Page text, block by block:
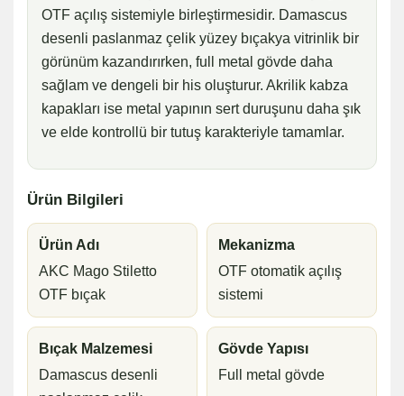
OTF açılış sistemiyle birleştirmesidir. Damascus
desenli paslanmaz çelik yüzey bıçakya vitrinlik bir
görünüm kazandırırken, full metal gövde daha
sağlam ve dengeli bir his oluşturur. Akrilik kabza
kapakları ise metal yapının sert duruşunu daha şık
ve elde kontrollü bir tutuş karakteriyle tamamlar.
Ürün Bilgileri
Ürün Adı
AKC Mago Stiletto
OTF bıçak
Mekanizma
OTF otomatik açılış
sistemi
Bıçak Malzemesi
Damascus desenli
Gövde Yapısı
Full metal gövde